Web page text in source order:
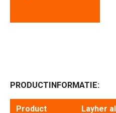
PRODUCTINFORMATIE:
Product Layher